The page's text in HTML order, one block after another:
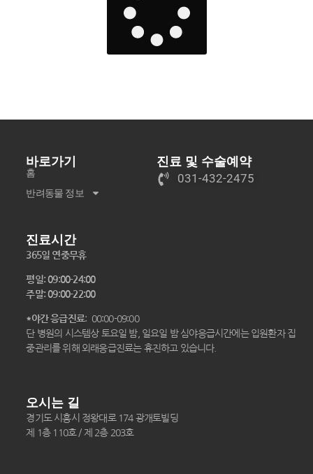
바로가기
홈
반려동물 정보
진료 및 수술예약
031-432-2475
진료시간
365일 연중무휴
평일: 09:00-24:00
주말: 09:00-22:00
*야간 응급진료: 00:00-09:00
단 병원의 시스템상 토요일 밤, 일요일 밤 심야응급시간에는 입원환자 집
중관리를 위해 외래응급진료는 휴진하고 있습니다.
오시는 길
경기도 시흥시 정왕대로 174 광개토빌딩
제 1층 110호 / 제 2층 203호